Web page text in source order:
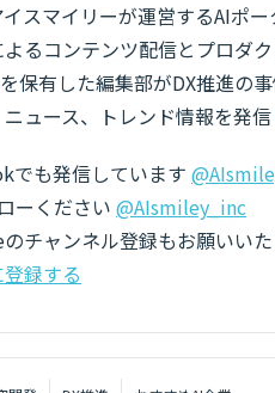
スマイリーが運営するAIポ
るコンテンツ配信とプロダ
保有した編集部がDX推進の
ュース、トレンド情報を発信
でも発信しています
ーください @AIsmiley_inc
チャンネル登録もお願いい
録する